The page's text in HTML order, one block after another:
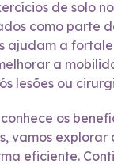
de solo
como parte
ajudam a
a
lesões ou
os
vamos explorar
eficiente.